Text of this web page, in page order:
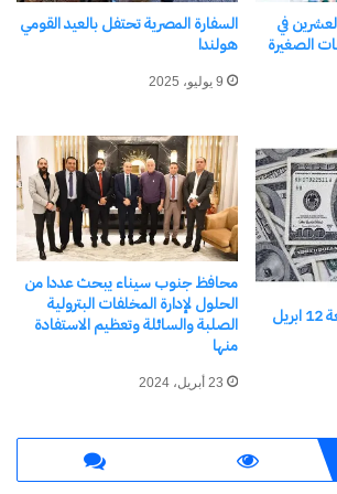
الاجتماعي على الدور المحوري
المجتمع المدنى والجمعيات الأهلية
والنهوض بالمجتمع، حيث
بصدق عن احتياجات وأولويات
، وتلبى احتياجاتها بسهولة ويسر
وتتبنى تدخلات مناسبة
أنه في العام الماضي أطلقت
للتنمية المجتمعية، والذى يهدف
والاتجاهات الاجتماعية للأسر
الأولى بالرعاية، حتى يتم قياس
الحادث فى المجتمع من خلال مجموعة
والحوارات المجتمعية.
في
الصغيرة
السفارة المصرية تحتفل بالعيد القومي
هولندا
9 يوليو، 2025
اسعار الدولار اليوم الجمعة 12 ابريل
محافظ جنوب سيناء يبحث عددا من
الحلول لإدارة المخلفات البترولية
الصلبة والسائلة وتعظيم الاستفادة
منها
23 أبريل، 2024